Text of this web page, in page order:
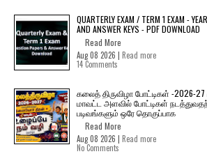
QUARTERLY EXAM / TERM 1 EXAM -
AND ANSWER KEYS - PDF DOWNLOAD
Read More
Aug 08 2026 | Read more
14 Comments
கலைத் திருவிழா போட்டிகள் -2026-
மாவட்ட அளவில் போட்டிகள்
படிவங்களும் ஒரே தொகுப்பாக
Read More
Aug 08 2026 | Read more
No Comments